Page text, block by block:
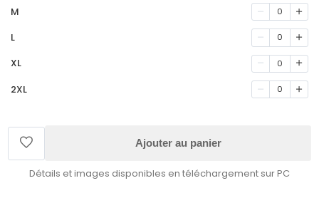
M 0
L 0
XL 0
2XL 0
Ajouter au panier
Détails et images disponibles en téléchargement sur PC